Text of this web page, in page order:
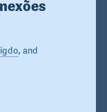
, and